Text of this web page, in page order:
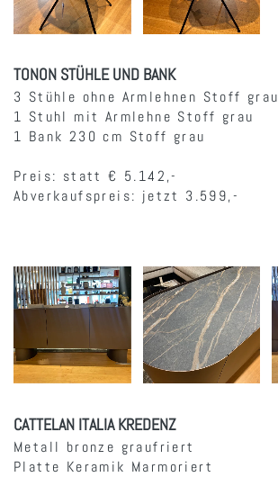
TONON STÜHLE UND BANK
3 Stühle ohne Armlehnen Stoff grau
1 Stuhl mit Armlehne Stoff grau
1 Bank 230 cm Stoff grau
Preis: statt € 5.142,-
Abverkaufspreis: jetzt 3.599,-
CATTELAN ITALIA KREDENZ
Metall bronze graufriert
Platte Keramik Marmoriert